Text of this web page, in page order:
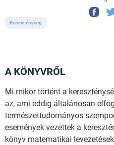
Kereszténység
A KÖNYVRŐL
Mi mikor történt a
az, ami eddig általánosan
természettudományos
események vezettek a
könyv matematikai